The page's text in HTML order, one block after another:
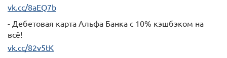
vk.cc/8aEQ7b
- Дебетовая карта Альфа Банка с 10% кэшбэком на
всё!
vk.cc/82v5tK